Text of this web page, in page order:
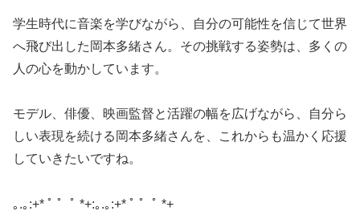
学生時代に音楽を学びながら、自分の可能性を信じて世界
へ飛び出した岡本多緒さん。その挑戦する姿勢は、多くの
人の心を動かしています。
モデル、俳優、映画監督と活躍の幅を広げながら、自分ら
しい表現を続ける岡本多緒さんを、これからも温かく応援
していきたいですね。
｡.｡:+* ﾟ ゜ﾟ *+:｡.｡:+* ﾟ ゜ﾟ *+